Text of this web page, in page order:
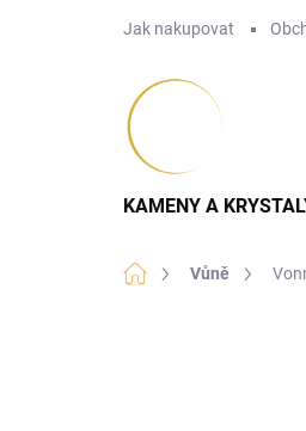
Jak nakupovat
KAMENY A
Domů Vůně